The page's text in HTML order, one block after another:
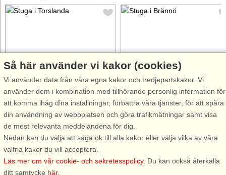
Stugnr: 41380
Torslanda
3 personer, 27 m²
50 m till sjö/hav:.
Liten fräsch gäststuga med bra
läge och havsutsikt i Torslanda
nordväst om Göteborg. Perfekt
för den mindre familjen som vill
bo lugnt och havsnära med
Stugnr: 54232
Brännö
8 personer, 137 m²
75 m till sjö/hav:.
Rymligt hus med havsutsikt på
vackra Brännö i Göteborgs
havsnära och rofyllt i en riktig
Så här använder vi kakor (cookies)
Vi använder data från våra egna kakor och tredjepartskakor. Vi
använder dem i kombination med tillhörande personlig information för
att komma ihåg dina inställningar, förbättra våra tjänster, för att spåra
din användning av webbplatsen och göra trafikmätningar samt visa
de mest relevanta meddelandena för dig.
Nedan kan du välja att säga ok till alla kakor eller välja vilka av våra
valfria kakor du vill acceptera.
Läs mer om vår cookie- och sekretesspolicy. Du kan också återkalla
ditt samtycke här.